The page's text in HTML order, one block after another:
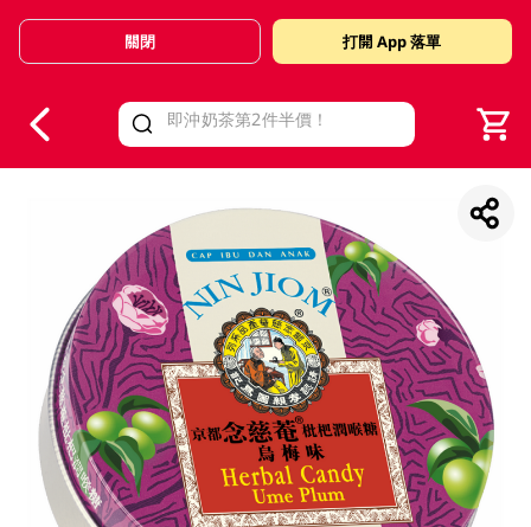
Valid Until 30 June 2026
關閉 打開 App 落單